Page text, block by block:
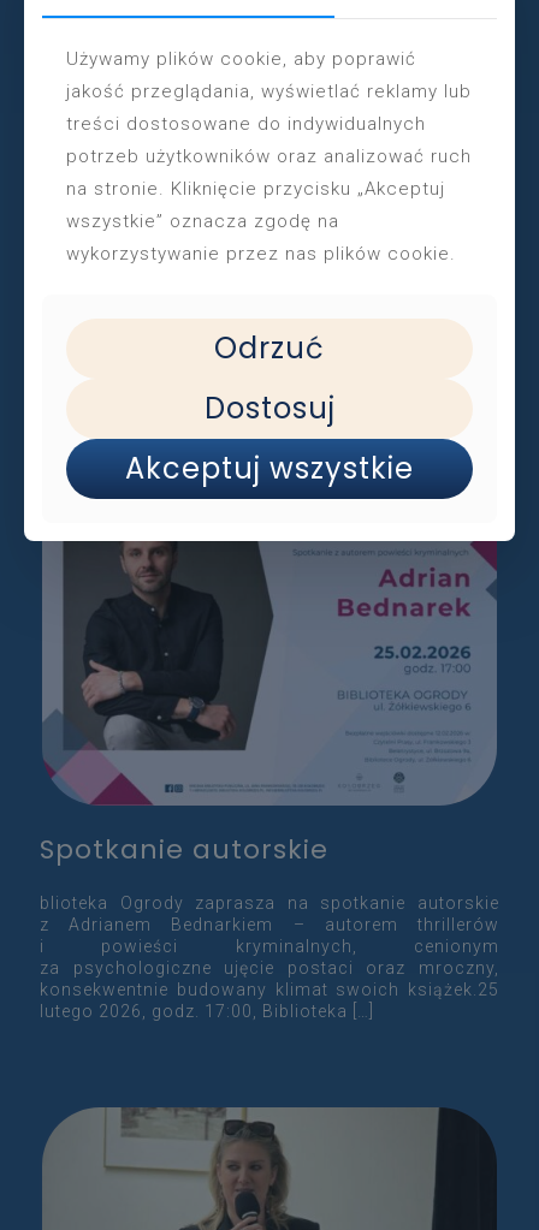
Spotkanie autorskie
Przystań Rodziców – spotkania dla rodziców
autorką książki „O Helence, która nie chodziła
do szkoły”. 26 lutego 2026 r., godz. 17.00, Brzozowy
Zakątek,
Spotkanie autorskie
blioteka Ogrody zaprasza na spotkanie autorskie
z Adrianem Bednarkiem – autorem thrillerów
i powieści kryminalnych, cenionym
za psychologiczne ujęcie postaci oraz mroczny,
konsekwentnie budowany klimat swoich książek.25
lutego 2026, godz. 17:00, Biblioteka
Używamy plików cookie, aby poprawić
jakość przeglądania, wyświetlać reklamy lub
treści dostosowane do indywidualnych
potrzeb użytkowników oraz analizować ruch
na stronie. Kliknięcie przycisku „Akceptuj
wszystkie” oznacza zgodę na
wykorzystywanie przez nas plików cookie.
Odrzuć
Dostosuj
Akceptuj wszystkie